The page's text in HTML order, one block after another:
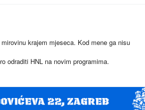
krajem mjeseca. Kod mene ga nisu
odraditi HNL na novim programima.